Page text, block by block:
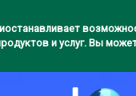
и услуг. Вы